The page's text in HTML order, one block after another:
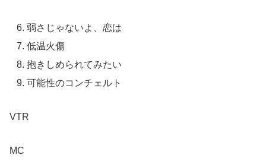
弱さじゃないよ、恋は
低温火傷
抱きしめられてみたい
可能性のコンチェルト
VTR
MC